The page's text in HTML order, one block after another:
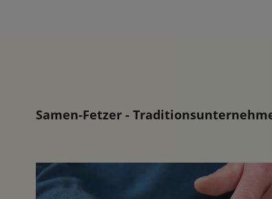
Samen-Fetzer -